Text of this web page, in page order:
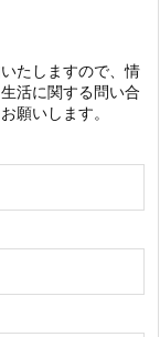
たしますので、情
活に関する問い合
願いします。